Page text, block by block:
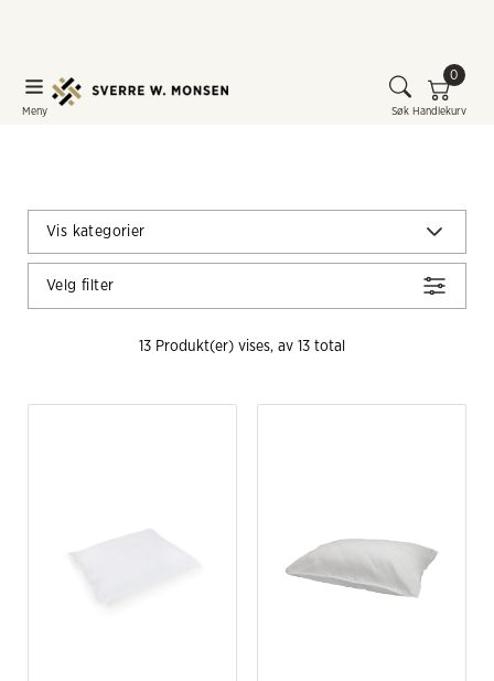
Søk
Meny
0
Handlekurv
Vis kategorier
Velg filter
13 Produkt(er) vises, av 13 total